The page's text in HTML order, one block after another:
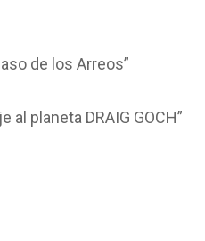
de los Arreos”
al planeta DRAIG GOCH”